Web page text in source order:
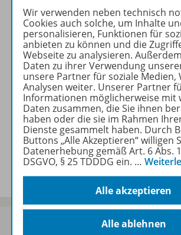
Produktinformationen
Beschreibung
Zugehörige Produkte
Benachrichtigungs-Service
Wir verwenden neben technisch
Cookies auch solche, um Inhalte
personalisieren, Funktionen für
anbieten zu können und die
Webseite zu analysieren.
Daten zu ihrer Verwendung
unsere Partner für soziale Medien,
Analysen weiter. Unserer Partner
Informationen möglicherweise mit
Daten zusammen, die Sie ihnen
haben oder die sie im Rahmen
Dienste gesammelt haben. Durch
Buttons „Alle Akzeptieren“ willigen
Datenerhebung gemäß Art. 6 Abs. 1
DSGVO, § 25 TDDDG ein. …
Alle akzeptieren
Alle ablehnen